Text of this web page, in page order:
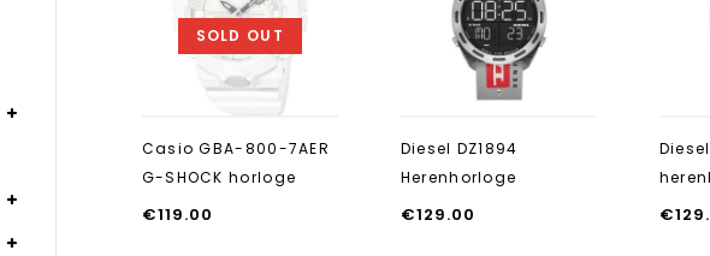
SOLD OUT
Casio GBA-800-7AER
G-SHOCK horloge
€119.00
Diesel DZ1894
Herenhorloge
€129.00 €